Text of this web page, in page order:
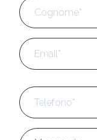
Email
Telefono *
Messaggio